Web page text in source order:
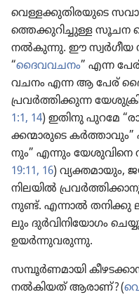
വെള്ളക്കു​തി​ര​യു​ടെ
ത്തെ​ക്കു​റി​ച്ചുള്ള സൂചന
നൽകുന്നു. ഈ സ്വർഗീയ
“ദൈവ​വ​ചനം” എന്ന
വചനം എന്ന ആ പേര്‌
പ്രവർത്തി​ക്കുന്ന
1:1, 14) ഇതിനു പുറമേ
ക്ക​ന്മാ​രു​ടെ
നും” എന്നും യേശു​വി​നെ
19:11, 16) വ്യക്തമാ​യും,
നിലയിൽ
നുണ്ട്‌. എന്നാൽ തനിക്കു
ലും ദുർവി​നി​യോ​ഗം
ഉയർന്നു​വ​രു​ന്നു.
സമ്പൂർണ​മാ​യി
നൽകി​യത്‌ ആരാണ്‌? (